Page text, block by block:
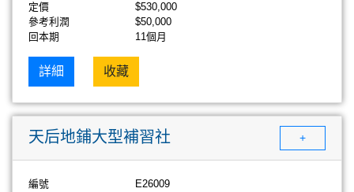
定價
$530,000
參考利潤
$50,000
回本期
11個月
詳細 收藏
天后地鋪大型補習社 +
編號
E26009